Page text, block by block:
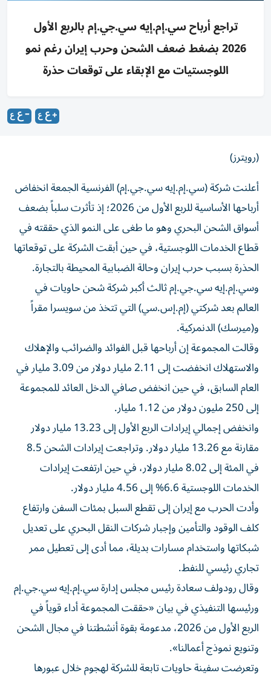
تراجع أرباح سي.إم.إيه سي.جي.إم بالربع الأول
2026 بضغط ضعف الشحن وحرب إيران رغم نمو
اللوجستيات مع الإبقاء على توقعات حذرة
(رويترز)
أعلنت شركة (سي.إم.إيه سي.جي.إم) الفرنسية الجمعة انخفاض
أرباحها الأساسية للربع الأول من 2026؛ إذ تأثرت سلباً بضعف
أسواق الشحن البحري ‌وهو ما طغى على النمو الذي حققته في
قطاع الخدمات ​اللوجستية، في ⁠حين أبقت الشركة على توقعاتها
الحذرة بسبب ‌حرب إيران وحالة الضبابية ‌المحيطة بالتجارة.
وسي.إم.إيه سي.جي.إم ثالث أكبر شركة شحن حاويات في
العالم بعد شركتي (إم.إس.سي) التي تتخذ من سويسرا مقراً
‌و(ميرسك) الدنمركية.
وقالت المجموعة إن أرباحها قبل الفوائد والضرائب والإهلاك
والاستهلاك انخفضت إلى ⁠2.11 مليار دولار من 3.09 مليار في
العام السابق، في حين انخفض صافي الدخل العائد للمجموعة
إلى 250 مليون دولار من 1.12 مليار.
وانخفض إجمالي إيرادات الربع الأول إلى 13.23 مليار دولار
مقارنة مع 13.26 مليار دولار. وتراجعت إيرادات ​الشحن 8.5
في المئة إلى 8.02 مليار دولار، في حين ‌ارتفعت إيرادات
الخدمات اللوجستية 6.6% إلى 4.56 مليار دولار.
وأدت الحرب مع إيران إلى تقطع السبل بمئات السفن وارتفاع
كلف ⁠الوقود والتأمين وإجبار شركات النقل البحري على تعديل
شبكاتها واستخدام مسارات بديلة، مما أدى إلى تعطيل ممر
تجاري رئيسي للنفط.
وقال رودولف سعادة ​رئيس ‌مجلس إدارة سي.إم.إيه سي.جي.إم
ورئيسها التنفيذي في بيان «حققت المجموعة ‌أداء قوياً في
الربع الأول من 2026، مدعومة بقوة أنشطتنا في مجال الشحن
وتنويع نموذج أعمالنا».
وتعرضت سفينة حاويات تابعة للشركة لهجوم ‌خلال عبورها